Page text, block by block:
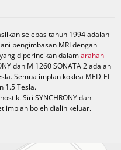
selepas tahun 1994 adalah
pengimbasan MRI dengan
diperincikan dalamarahan
dan Mi1260 SONATA 2 adalah
Semua implan koklea MED-EL
1.5 Tesla.
Siri SYNCHRONY dan
implan boleh dialih keluar.